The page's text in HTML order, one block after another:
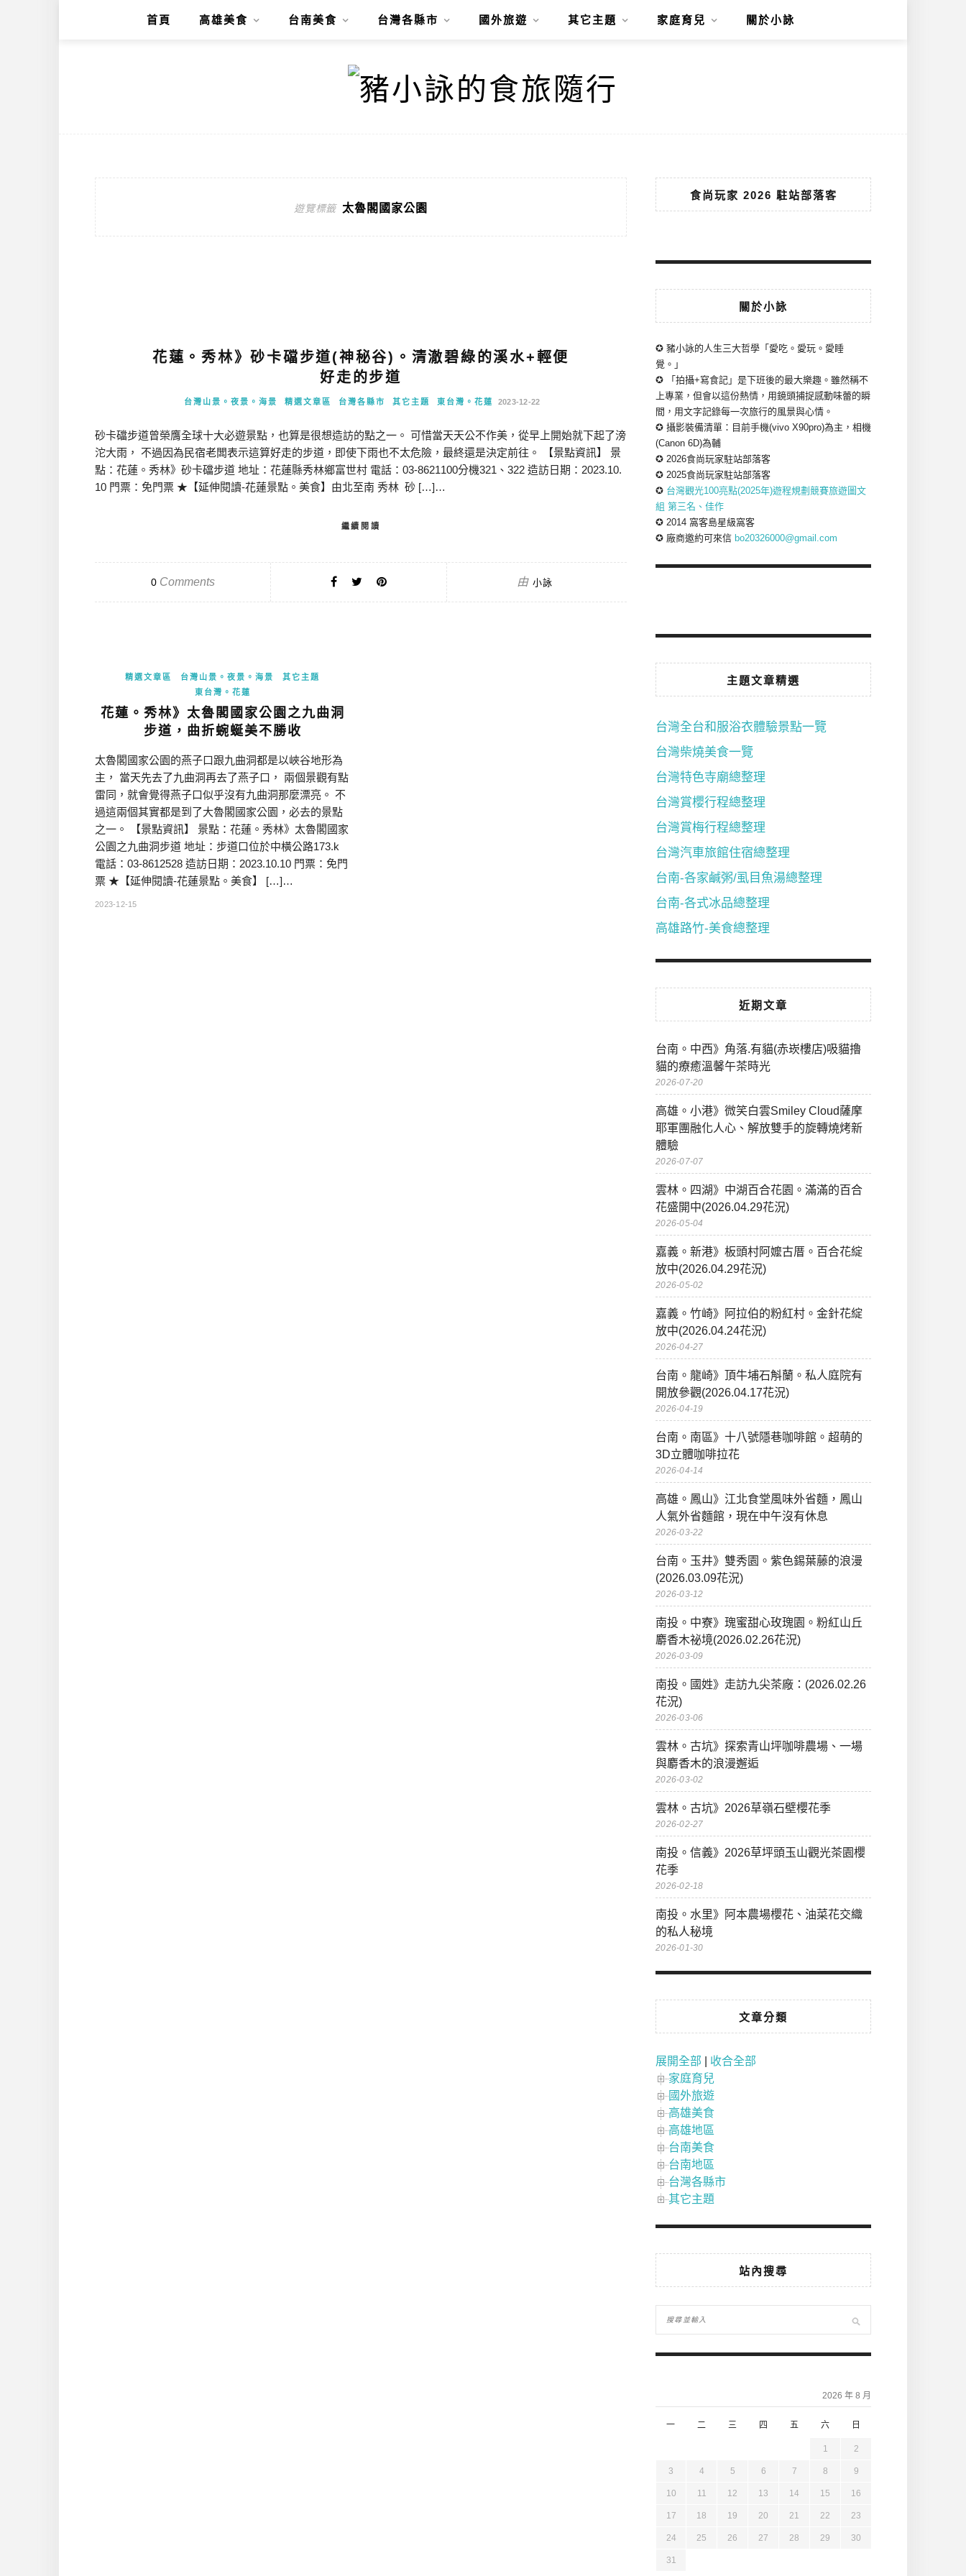
首頁 高雄美食 台南美食 台灣各縣市 國外旅遊 其它主題 家庭育兒 關於小詠
遊覽標籤 太魯閣國家公園
花蓮。秀林》砂卡礑步道(神秘谷)。清澈碧綠的溪水+輕便
好走的步道
台灣山景。夜景。海景 精選文章區 台灣各縣市 其它主題 東台灣。花蓮 2023-12-22
砂卡礑步道曾榮膺全球十大必遊景點，也算是很想造訪的點之一。 可惜當天天公不作美，從早上開始就下起了滂
沱大雨， 不過因為民宿老闆表示這算好走的步道，即使下雨也不太危險，最終還是決定前往。 【景點資訊】 景
點：花蓮。秀林》砂卡礑步道 地址：花蓮縣秀林鄉富世村 電話：03-8621100分機321、322 造訪日期：2023.10.
10 門票：免門票 ★【延伸閱讀-花蓮景點。美食】由北至南 秀林 砂 […]…
繼續閱讀
0Comments 由 小詠
精選文章區 台灣山景。夜景。海景
其它主題
東台灣。花蓮
花蓮。秀林》太魯閣國家公園之九曲洞
步道，曲折蜿蜒美不勝收
太魯閣國家公園的燕子口跟九曲洞都是以峽谷地形為
主， 當天先去了九曲洞再去了燕子口， 兩個景觀有點
雷同，就會覺得燕子口似乎沒有九曲洞那麼漂亮。 不
過這兩個其實都是到了大魯閣國家公園，必去的景點
之一。 【景點資訊】 景點：花蓮。秀林》太魯閣國家
公園之九曲洞步道 地址：步道口位於中橫公路173.k
電話：03-8612528 造訪日期：2023.10.10 門票：免門
票 ★【延伸閱讀-花蓮景點。美食】 […]…
2023-12-15
食尚玩家 2026 駐站部落客
關於小詠
✪ 豬小詠的人生三大哲學「愛吃。愛玩。愛睡
覺。」
✪ 「拍攝+寫食記」是下班後的最大樂趣。雖然稱不
上專業，但會以這份熱情，用鏡頭捕捉感動味蕾的瞬
間，用文字記錄每一次旅行的風景與心情。
✪ 攝影裝備清單：目前手機(vivo X90pro)為主，相機
(Canon 6D)為輔
✪ 2026食尚玩家駐站部落客
✪ 2025食尚玩家駐站部落客
✪ 台灣觀光100亮點(2025年)遊程規劃競賽旅遊圖文
組 第三名、佳作
✪ 2014 窩客島星級窩客
✪ 廠商邀約可來信 bo20326000@gmail.com
主題文章精選
台灣全台和服浴衣體驗景點一覽
台灣柴燒美食一覽
台灣特色寺廟總整理
台灣賞櫻行程總整理
台灣賞梅行程總整理
台灣汽車旅館住宿總整理
台南-各家鹹粥/虱目魚湯總整理
台南-各式冰品總整理
高雄路竹-美食總整理
近期文章
台南。中西》角落.有貓(赤崁樓店)吸貓擼
貓的療癒溫馨午茶時光
2026-07-20
高雄。小港》微笑白雲Smiley Cloud薩摩
耶軍團融化人心、解放雙手的旋轉燒烤新
體驗
2026-07-07
雲林。四湖》中湖百合花園。滿滿的百合
花盛開中(2026.04.29花況)
2026-05-04
嘉義。新港》板頭村阿嬤古厝。百合花綻
放中(2026.04.29花況)
2026-05-02
嘉義。竹崎》阿拉伯的粉紅村。金針花綻
放中(2026.04.24花況)
2026-04-27
台南。龍崎》頂牛埔石斛蘭。私人庭院有
開放參觀(2026.04.17花況)
2026-04-19
台南。南區》十八號隱巷咖啡館。超萌的
3D立體咖啡拉花
2026-04-14
高雄。鳳山》江北食堂風味外省麵，鳳山
人氣外省麵館，現在中午沒有休息
2026-03-22
台南。玉井》雙秀園。紫色錫葉藤的浪漫
(2026.03.09花況)
2026-03-12
南投。中寮》瑰蜜甜心玫瑰園。粉紅山丘
麝香木祕境(2026.02.26花況)
2026-03-09
南投。國姓》走訪九尖茶廠：(2026.02.26
花況)
2026-03-06
雲林。古坑》探索青山坪咖啡農場、一場
與麝香木的浪漫邂逅
2026-03-02
雲林。古坑》2026草嶺石壁櫻花季
2026-02-27
南投。信義》2026草坪頭玉山觀光茶園櫻
花季
2026-02-18
南投。水里》阿本農場櫻花、油菜花交織
的私人秘境
2026-01-30
文章分類
展開全部
收合全部
家庭育兒
國外旅遊
高雄美食
高雄地區
台南美食
台南地區
台灣各縣市
其它主題
站內搜尋
2026 年 8 月
一 二 三 四 五 六 日
1 2
3 4 5 6 7 8 9
10 11 12 13 14 15 16
17 18 19 20 21 22 23
24 25 26 27 28 29 30
31